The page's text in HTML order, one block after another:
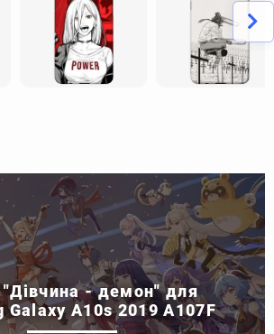
"Дівчина - демон" для
Galaxy A10s 2019 A107F